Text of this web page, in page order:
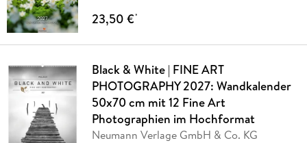
23,50 €*
Black & White | FINE ART
PHOTOGRAPHY 2027: Wandkalender
50x70 cm mit 12 Fine Art
Photographien im Hochformat
Neumann Verlage GmbH & Co. KG